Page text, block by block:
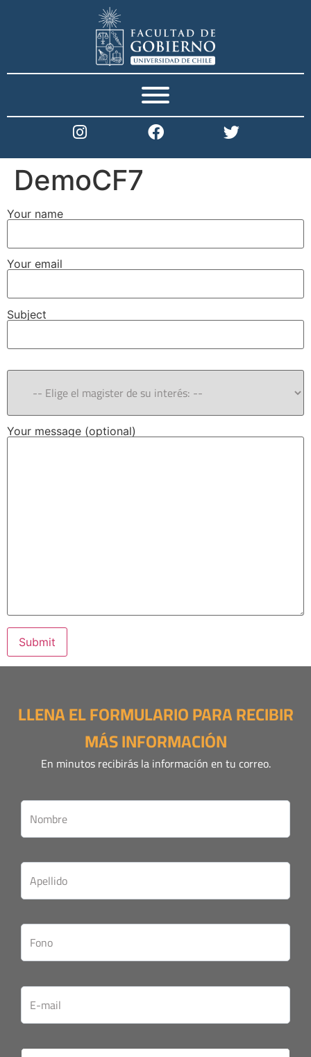
DemoCF7
Your name
Your email
Subject
Your message (optional)
LLENA EL FORMULARIO PARA RECIBIR
MÁS INFORMACIÓN
En minutos recibirás la información en tu correo.